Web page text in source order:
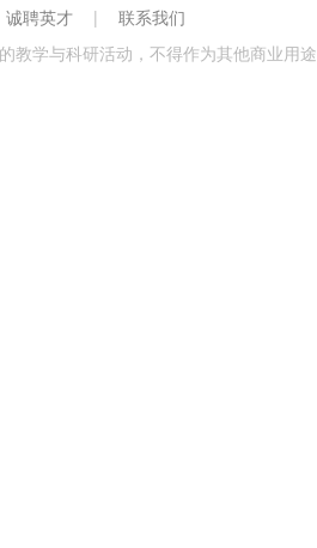
诚聘英才 |
联系我们
教学与科研活动，不得作为其他商业用